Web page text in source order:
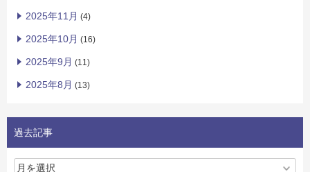
2025年11月 (4)
2025年10月 (16)
2025年9月 (11)
2025年8月 (13)
過去記事